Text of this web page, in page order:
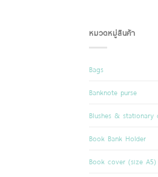
หมวดหมู่สินค้า
Bags
Banknote purse
Blushes & stationary
Book Bank Holder
Book cover (size A5)